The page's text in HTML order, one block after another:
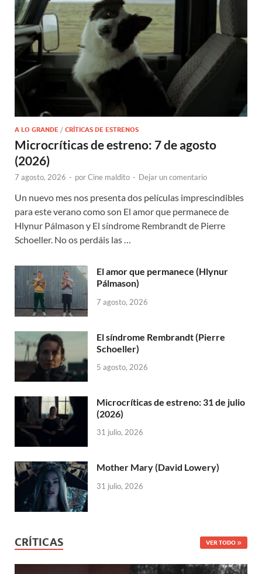
A LO GRANDE / CRÍTICAS DE ESTRENOS
Microcríticas de estreno: 7 de agosto
(2026)
7 agosto, 2026 - porCine maldito - Dejar un comentario
Un nuevo mes nos presenta dos películas imprescindibles
para este verano como son El amor que permanece de
Hlynur Pálmason y El síndrome Rembrandt de Pierre
Schoeller. No os perdáis las …
El amor que permanece (Hlynur
Pálmason)
7 agosto, 2026
El síndrome Rembrandt (Pierre
Schoeller)
5 agosto, 2026
Microcríticas de estreno: 31 de julio
(2026)
31 julio, 2026
Mother Mary (David Lowery)
31 julio, 2026
CRÍTICAS VER TODO